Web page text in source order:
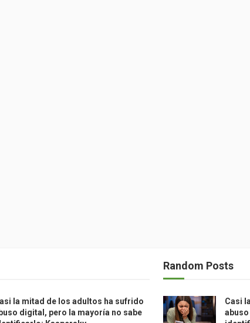
la mitad de los adultos ha sufrido
digital, pero la mayoría no sabe
Random Posts
Casi